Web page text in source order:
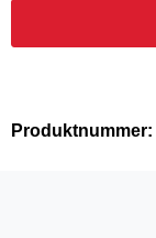
Produktnummer: